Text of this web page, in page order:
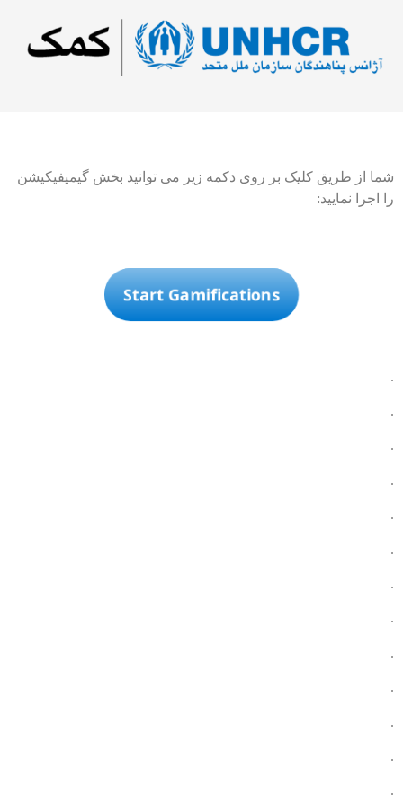
شما از طریق کلیک بر روی دکمه زیر می توانید بخش گیمیفیکیشن
را اجرا نمایید:
Start Gamifications
.
.
.
.
.
.
.
.
.
.
.
.
.